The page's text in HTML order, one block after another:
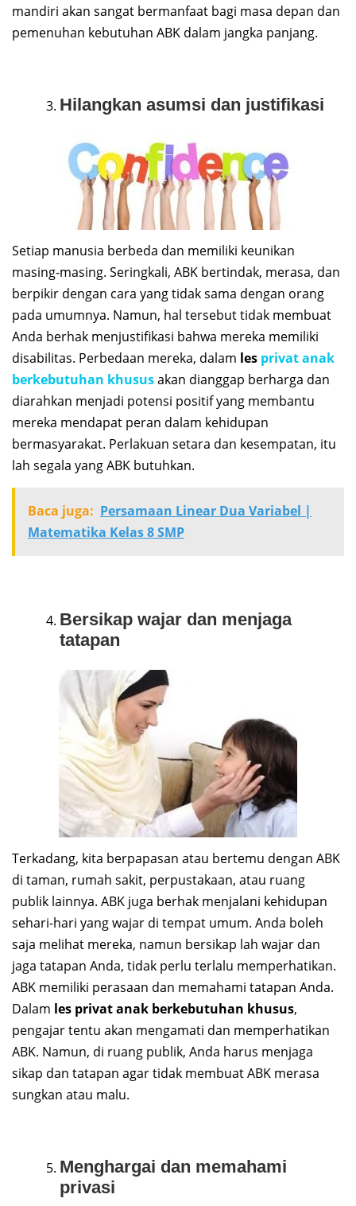
mandiri akan sangat bermanfaat bagi masa depan dan
pemenuhan kebutuhan ABK dalam jangka panjang.
Hilangkan asumsi dan justifikasi
Setiap manusia berbeda dan memiliki keunikan
masing-masing. Seringkali, ABK bertindak, merasa, dan
berpikir dengan cara yang tidak sama dengan orang
pada umumnya. Namun, hal tersebut tidak membuat
Anda berhak menjustifikasi bahwa mereka memiliki
disabilitas. Perbedaan mereka, dalam les privat anak
berkebutuhan khususakan dianggap berharga dan
diarahkan menjadi potensi positif yang membantu
mereka mendapat peran dalam kehidupan
bermasyarakat. Perlakuan setara dan kesempatan, itu
lah segala yang ABK butuhkan.
Baca juga: Persamaan Linear Dua Variabel |
Matematika Kelas 8 SMP
Bersikap wajar dan menjaga
tatapan
Terkadang, kita berpapasan atau bertemu dengan ABK
di taman, rumah sakit, perpustakaan, atau ruang
publik lainnya. ABK juga berhak menjalani kehidupan
sehari-hari yang wajar di tempat umum. Anda boleh
saja melihat mereka, namun bersikap lah wajar dan
jaga tatapan Anda, tidak perlu terlalu memperhatikan.
ABK memiliki perasaan dan memahami tatapan Anda.
Dalam les privat anak berkebutuhan khusus,
pengajar tentu akan mengamati dan memperhatikan
ABK. Namun, di ruang publik, Anda harus menjaga
sikap dan tatapan agar tidak membuat ABK merasa
sungkan atau malu.
Menghargai dan memahami
privasi